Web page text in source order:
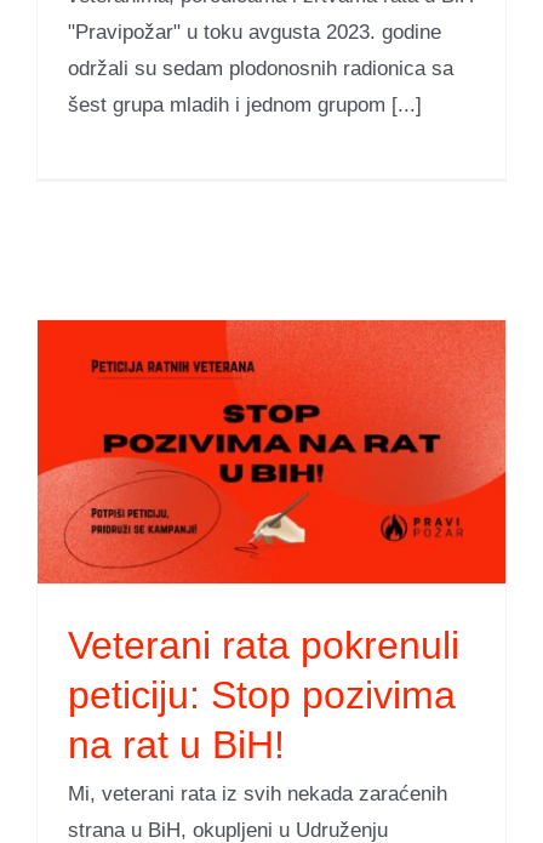
"Pravipožar" u toku avgusta 2023. godine
održali su sedam plodonosnih radionica sa
šest grupa mladih i jednom grupom [...]
Veterani rata pokrenuli
peticiju: Stop pozivima
na rat u BiH!
Mi, veterani rata iz svih nekada zaraćenih
strana u BiH, okupljeni u Udruženju